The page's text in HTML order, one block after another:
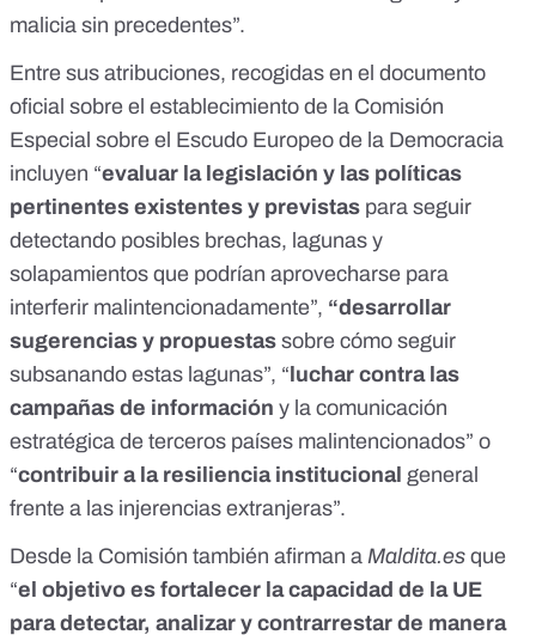
malicia sin precedentes”.
Entre sus atribuciones, recogidas en el documento
oficial sobre el establecimiento de la Comisión
Especial sobre el Escudo Europeo de la Democracia
incluyen “evaluar la legislación y las políticas
pertinentes existentes y previstas para seguir
detectando posibles brechas, lagunas y
solapamientos que podrían aprovecharse para
interferir malintencionadamente”, “desarrollar
sugerencias y propuestas sobre cómo seguir
subsanando estas lagunas”, “luchar contra las
campañas de información y la comunicación
estratégica de terceros países malintencionados” o
“contribuir a la resiliencia institucional general
frente a las injerencias extranjeras”.
Desde la Comisión también afirman a Maldita.es que
“el objetivo es fortalecer la capacidad de la UE
para detectar, analizar y contrarrestar de manera